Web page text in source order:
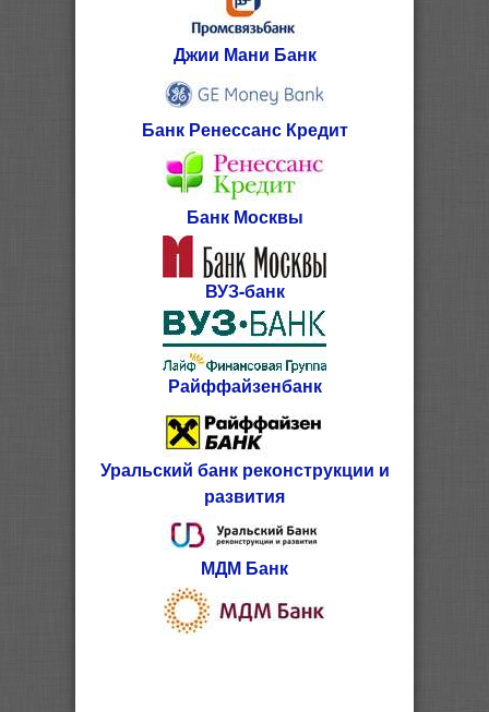
Джии Мани Банк
Банк Ренессанс Кредит
Банк Москвы
ВУЗ-банк
Райффайзенбанк
Уральский банк реконструкции и
развития
МДМ Банк